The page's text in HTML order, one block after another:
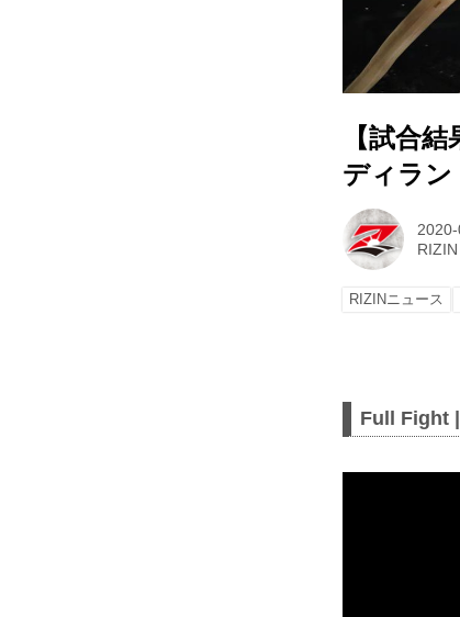
【試合
ディラン
RIZIN
RIZINニュース
Full Fight